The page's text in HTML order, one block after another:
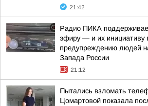
21:42
Радио ПИКА
эфиру — и их инициативу
предупреждению людей
Запада России
21:12
Пытались взломать
Цомартовой показала